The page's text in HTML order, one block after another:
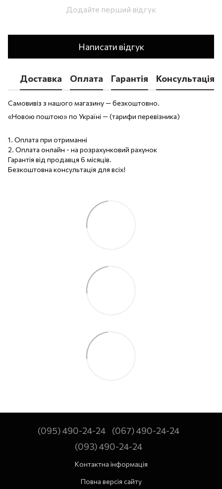
Додайте перший відгук
Написати відгук
Доставка Оплата Гарантія Консультація
Самовивіз з нашого магазину — безкоштовно.
«Новою поштою» по Україні — (тарифи перевізника)
1. Оплата при отриманні
2. Оплата онлайн - на розрахунковий рахунок
Гарантія від продавця 6 місяців.
Безкоштовна консультація для всіх!
(095) 490-24-24
(067) 490-24-24
(093) 490-24-24
Контактна інформація
Повна версія сайту